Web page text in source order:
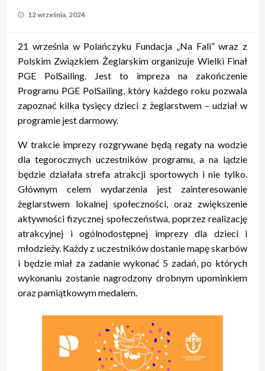
Opublikowane
12 września, 2024
21 września w Polańczyku Fundacja „Na Fali” wraz z
Polskim Związkiem Żeglarskim organizuje Wielki Finał
PGE PolSailing. Jest to impreza na zakończenie
Programu PGE PolSailing, który każdego roku pozwala
zapoznać kilka tysięcy dzieci z żeglarstwem – udział w
programie jest darmowy.
W trakcie imprezy rozgrywane będą regaty na wodzie
dla tegorocznych uczestników programu, a na lądzie
będzie działała strefa atrakcji sportowych i nie tylko.
Głównym celem wydarzenia jest zainteresowanie
żeglarstwem lokalnej społeczności, oraz zwiększenie
aktywności fizycznej społeczeństwa, poprzez realizację
atrakcyjnej i ogólnodostępnej imprezy dla dzieci i
młodzieży. Każdy z uczestników dostanie mapę skarbów
i będzie miał za zadanie wykonać 5 zadań, po których
wykonaniu zostanie nagrodzony drobnym upominkiem
oraz pamiątkowym medalem.